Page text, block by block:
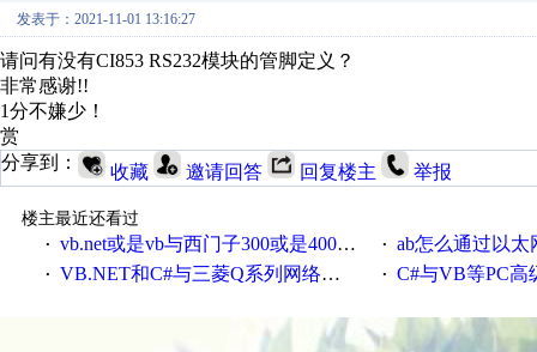
发表于：2021-11-01 13:16:27
请问有没有CI853 RS232模块的管脚定义？
非常感谢!!
1分不嫌少！
赏
分享到：
收藏 邀请回答 回复楼主 举报
楼主最近还看过
· vb.net或是vb与西门子300或是400plc通信怎么想编写呀！ · ab怎么通过以太网
· VB.NET和C#与三菱Q系列网络通讯的源代码 · C#与VB等PC高级语言与